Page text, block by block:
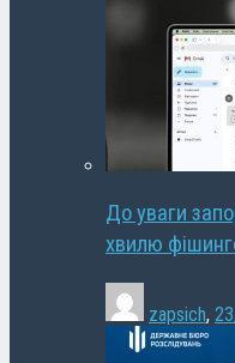
До уваги
хвилю
zapsich,